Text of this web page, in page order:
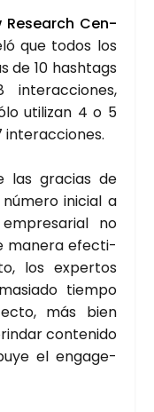
Research Cen­
que todos los
de 10 hash­tags
inter­ac­cio­nes,
uti­li­zan 4 o 5
las gra­cias de
ini­cial a
no
mane­ra efec­ti­
los exper­tos
tiem­po
más bien
con­te­ni­do
el enga­ge­